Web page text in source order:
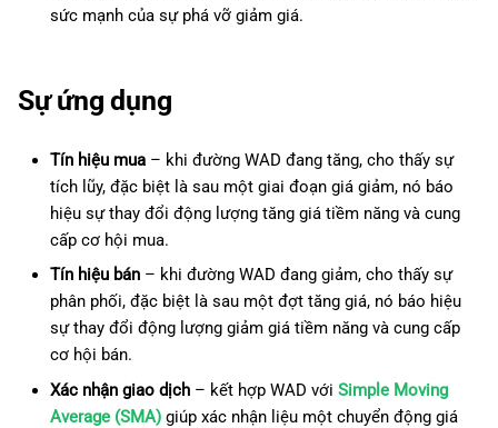
sức mạnh của sự phá vỡ giảm giá.
Sự ứng dụng
Tín hiệu mua– khi đường WAD đang tăng, cho thấy sự
tích lũy, đặc biệt là sau một giai đoạn giá giảm, nó báo
hiệu sự thay đổi động lượng tăng giá tiềm năng và cung
cấp cơ hội mua.
Tín hiệu bán– khi đường WAD đang giảm, cho thấy sự
phân phối, đặc biệt là sau một đợt tăng giá, nó báo hiệu
sự thay đổi động lượng giảm giá tiềm năng và cung cấp
cơ hội bán.
Xác nhận giao dịch– kết hợp WAD với Simple Moving
Average (SMA)giúp xác nhận liệu một chuyển động giá